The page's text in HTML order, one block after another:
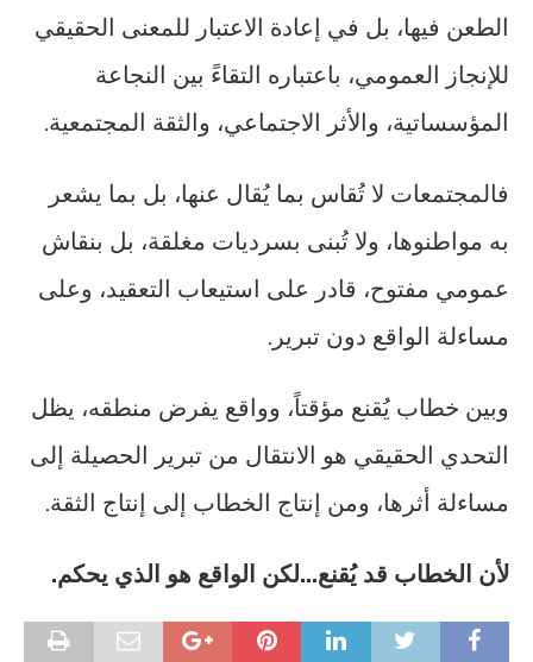
الطعن فيها، بل في إعادة الاعتبار للمعنى الحقيقي
للإنجاز العمومي، باعتباره التقاءً بين النجاعة
المؤسساتية، والأثر الاجتماعي، والثقة المجتمعية.
فالمجتمعات لا تُقاس بما يُقال عنها، بل بما يشعر
به مواطنوها، ولا تُبنى بسرديات مغلقة، بل بنقاش
عمومي مفتوح، قادر على استيعاب التعقيد، وعلى
مساءلة الواقع دون تبرير.
وبين خطاب يُقنع مؤقتاً، وواقع يفرض منطقه، يظل
التحدي الحقيقي هو الانتقال من تبرير الحصيلة إلى
مساءلة أثرها، ومن إنتاج الخطاب إلى إنتاج الثقة.
لأن الخطاب قد يُقنع…لكن الواقع هو الذي يحكم.